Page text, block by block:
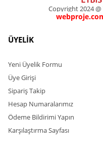
Copyright 2024 @
ÜYELİK
Yeni Üyelik Formu
Üye Girişi
Sipariş Takip
Hesap Numaralarımız
Ödeme Bildirimi Yapın
Karşılaştırma Sayfası